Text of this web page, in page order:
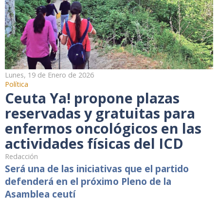
Lunes, 19 de Enero de 2026
Política
Ceuta Ya! propone plazas
reservadas y gratuitas para
enfermos oncológicos en las
actividades físicas del ICD
Redacción
Será una de las iniciativas que el partido
defenderá en el próximo Pleno de la
Asamblea ceutí